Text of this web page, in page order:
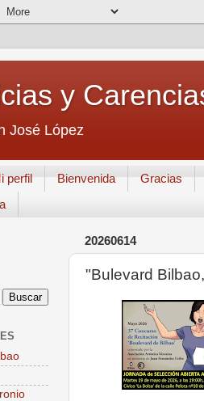
y
José López
perfil Bienvenida
Gracias
20260614
"Bulevard